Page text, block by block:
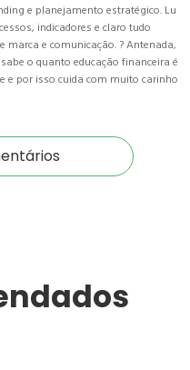
e planejamento estratégico. Lu
indicadores e claro tudo
marca e comunicação. ? Antenada,
o quanto educação financeira é
e por isso cuida com muito carinho